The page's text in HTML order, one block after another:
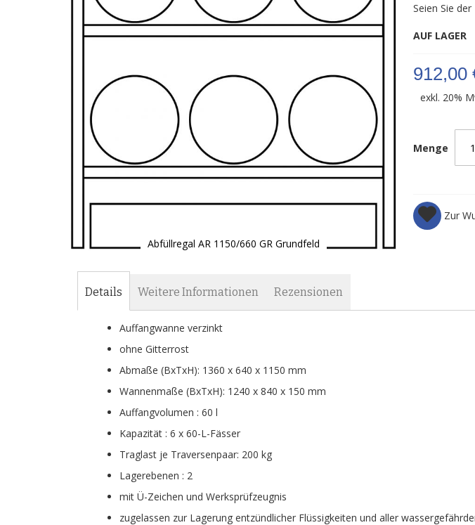
Abfüllregal AR 1150/660 GR Grundfeld
Anfang
Seien Sie
AUF LAGER
912,00
exkl. 20%
Menge
Zur
Details
Auffangwanne verzinkt
ohne Gitterrost
Abmaße (BxTxH): 1360 x 640 x 1150 mm
Wannenmaße (BxTxH): 1240 x 840 x 150 mm
Auffangvolumen : 60 l
Kapazität : 6 x 60-L-Fässer
Traglast je Traversenpaar: 200 kg
Lagerebenen : 2
mit Ü-Zeichen und Werksprüfzeugnis
zugelassen zur Lagerung entzündlicher Flüssigkeiten und aller
Weitere Informationen Rezensionen